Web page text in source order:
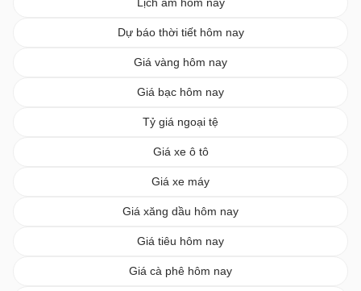
Lịch âm hôm nay
Dự báo thời tiết hôm nay
Giá vàng hôm nay
Giá bạc hôm nay
Tỷ giá ngoại tệ
Giá xe ô tô
Giá xe máy
Giá xăng dầu hôm nay
Giá tiêu hôm nay
Giá cà phê hôm nay